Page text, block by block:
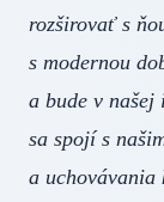
rozširovať s
s modernou
a bude v
sa spojí s
a uchovávania